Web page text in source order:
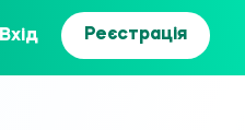
Вхід Реєстрація